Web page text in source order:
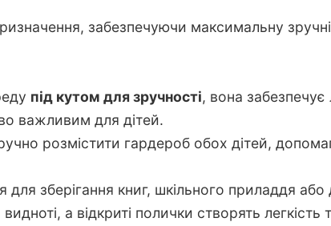
забезпечуючи максимальну
під кутом для зручності, вона забезпечує
важливим для дітей.
розмістити гардероб обох дітей,
для зберігання книг, шкільного приладдя
а відкриті полички створять легкість